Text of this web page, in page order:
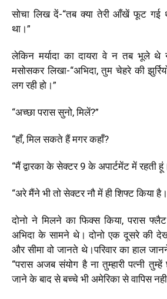
सोचा लिख दें-“तब क्या तेरी आँखें फूट गई
था।”
लेकिन मर्यादा का दायरा वे न तब
मसोसकर लिखा-“अभिदा, तुम चेहरे की
लग रही हो।”
“अच्छा परास सुनो, मिलें?”
“हाँ, मिल सकते हैं मगर कहाँ?
“मैं द्वारका के सेक्टर 9 के अपार्टमेंट में रहती
“अरे मैंने भी तो सेक्टर नौ में ही शिफ्ट किया
दोनो ने मिलने का फिक्स किया, परास
अभिदा के सामने थे। दोनो एक दूसरे की
और सीमा वो जानते थे।परिवार का हाल
“परास अजब संयोग है ना तुम्हारी पत्नी
जाने के बाद से बच्चे भी अमेरिका से वापिस